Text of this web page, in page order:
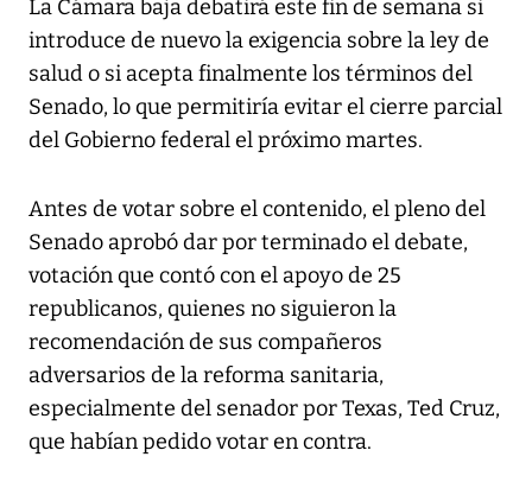
La Cámara baja debatirá este fin de semana si
introduce de nuevo la exigencia sobre la ley de
salud o si acepta finalmente los términos del
Senado, lo que permitiría evitar el cierre parcial
del Gobierno federal el próximo martes.
Antes de votar sobre el contenido, el pleno del
Senado aprobó dar por terminado el debate,
votación que contó con el apoyo de 25
republicanos, quienes no siguieron la
recomendación de sus compañeros
adversarios de la reforma sanitaria,
especialmente del senador por Texas, Ted Cruz,
que habían pedido votar en contra.